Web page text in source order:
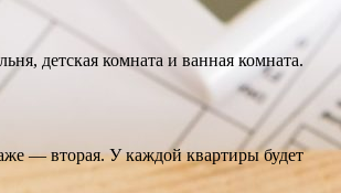
детская комната и ванная комната.
— вторая. У каждой квартиры будет